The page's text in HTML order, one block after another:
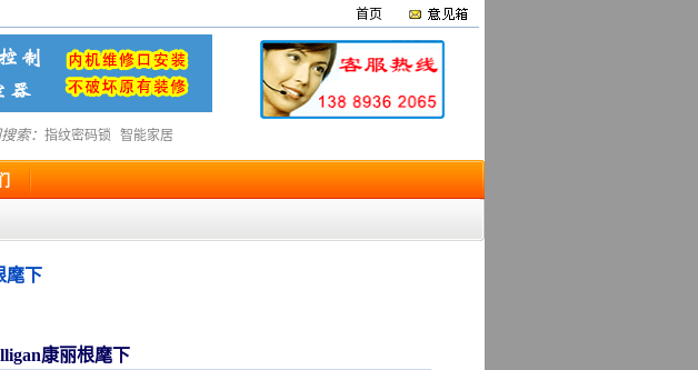
首页
索： 指纹密码锁 智能家居
麾下
康丽根麾下